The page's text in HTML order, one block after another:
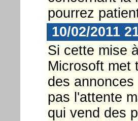
pourrez
10/02/2011
Si cette mise
Microsoft met
des
pas l'attente
qui vend des